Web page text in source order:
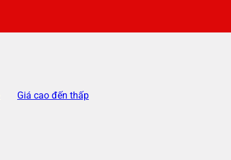
Giá cao đến thấp